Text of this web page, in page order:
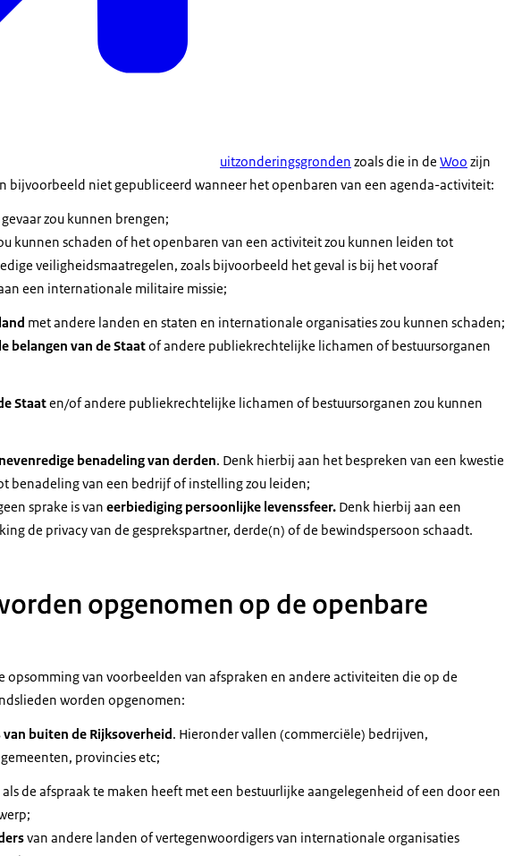
uitzonderingsgronden zoals die in de Woo zijn
bijvoorbeeld niet gepubliceerd wanneer het openbaren van een agenda-activiteit:
zou kunnen brengen;
kunnen schaden of het openbaren van een activiteit zou kunnen leiden tot
veiligheidsmaatregelen, zoals bijvoorbeeld het geval is bij het vooraf
een internationale militaire missie;
met andere landen en staten en internationale organisaties zou kunnen schaden;
belangen van de Staatof andere publiekrechtelijke lichamen of bestuursorganen
Staaten/of andere publiekrechtelijke lichamen of bestuursorganen zou kunnen
benadeling van derden. Denk hierbij aan het bespreken van een kwestie
benadeling van een bedrijf of instelling zou leiden;
sprake is van eerbiediging persoonlijke levenssfeer. Denk hierbij aan een
de privacy van de gesprekspartner, derde(n) of de bewindspersoon schaadt.
opgenomen op de openbare
van voorbeelden van afspraken en andere activiteiten die op de
worden opgenomen:
buiten de Rijksoverheid. Hieronder vallen (commerciële) bedrijven,
provincies etc;
als de afspraak te maken heeft met een bestuurlijke aangelegenheid of een door een
van andere landen of vertegenwoordigers van internationale organisaties